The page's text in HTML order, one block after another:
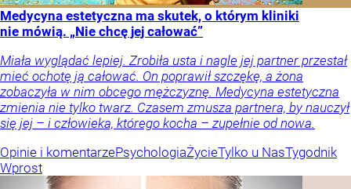
Medycyna estetyczna ma skutek, o którym kliniki
nie mówią. „Nie chcę jej całować”
Miała wyglądać lepiej. Zrobiła usta i nagle jej partner przestał
mieć ochotę ją całować. On poprawił szczękę, a żona
zobaczyła w nim obcego mężczyznę. Medycyna estetyczna
zmienia nie tylko twarz. Czasem zmusza partnera, by nauczył
się jej – i człowieka, którego kocha – zupełnie od nowa.
Opinie i komentarzePsychologiaŻycieTylko u NasTygodnik
Wprost